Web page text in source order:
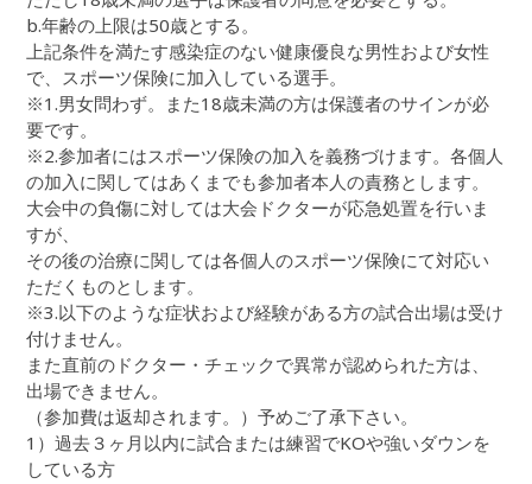
b.年齢の上限は50歳とする。
上記条件を満たす感染症のない健康優良な男性および女性
で、スポーツ保険に加入している選手。
※1.男女問わず。また18歳未満の方は保護者のサインが必
要です。
※2.参加者にはスポーツ保険の加入を義務づけます。各個人
の加入に関してはあくまでも参加者本人の責務とします。
大会中の負傷に対しては大会ドクターが応急処置を行いま
すが、
その後の治療に関しては各個人のスポーツ保険にて対応い
ただくものとします。
※3.以下のような症状および経験がある方の試合出場は受け
付けません。
また直前のドクター・チェックで異常が認められた方は、
出場できません。
（参加費は返却されます。）予めご了承下さい。
1）過去３ヶ月以内に試合または練習でKOや強いダウンを
している方